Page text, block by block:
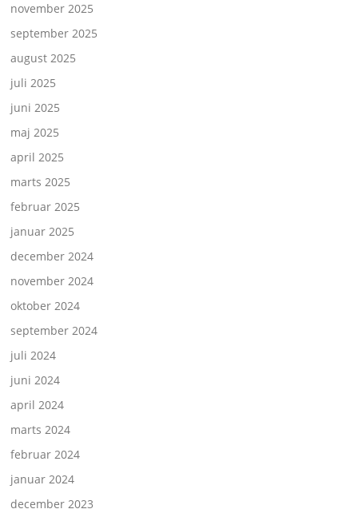
november 2025
september 2025
august 2025
juli 2025
juni 2025
maj 2025
april 2025
marts 2025
februar 2025
januar 2025
december 2024
november 2024
oktober 2024
september 2024
juli 2024
juni 2024
april 2024
marts 2024
februar 2024
januar 2024
december 2023